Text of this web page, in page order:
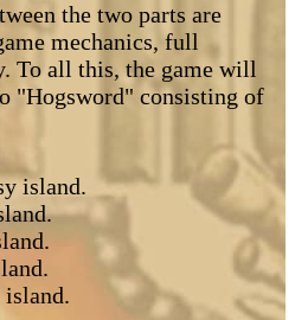
the two parts are
mechanics, full
To all this, the game will
"Hogsword" consisting of
island.
island.